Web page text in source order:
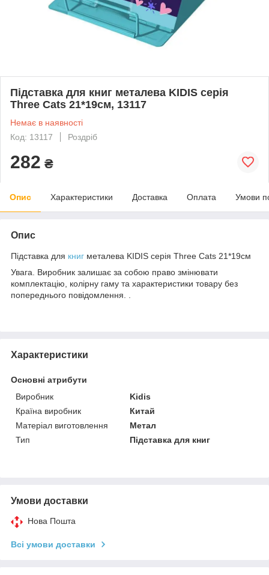
Підставка для книг металева KIDIS серія
Three Сats 21*19см, 13117
Немає в наявності
Код: 13117
Роздріб
282 ₴
Опис Характеристики Доставка Оплата Умови
Опис
Підставка для книг металева KIDIS серія Three Сats 21*19см
Увага. Виробник залишає за собою право змінювати
комплектацію, колірну гаму та характеристики товару без
попереднього повідомлення. .
Характеристики
Основні атрибути
Виробник
Kidis
Країна виробник
Китай
Матеріал виготовлення
Метал
Тип
Підставка для книг
Умови доставки
Нова Пошта
Всі умови доставки